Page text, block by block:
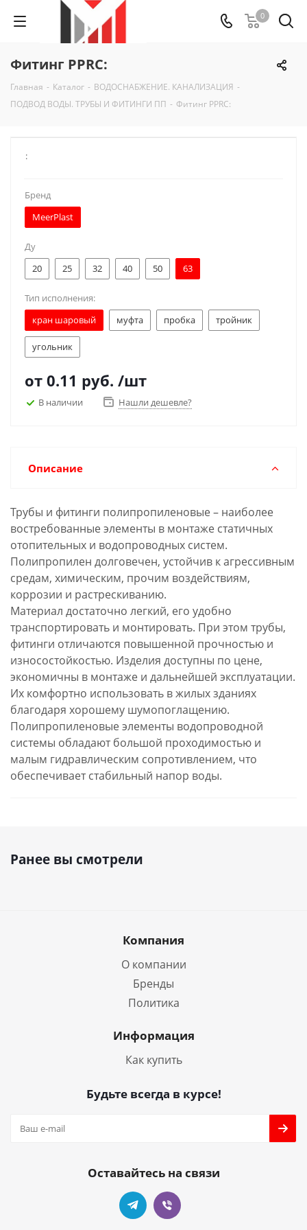
0
Фитинг PPRC:
Главная - Каталог - ВОДОСНАБЖЕНИЕ. КАНАЛИЗАЦИЯ -
ПОДВОД ВОДЫ. ТРУБЫ И ФИТИНГИ ПП - Фитинг PPRC:
:
Бренд
MeerPlast
Ду
20
25 32 40 50 63
Тип исполнения:
кран шаровый
муфта пробка тройник
угольник
от 0.11 руб. /шт
В наличии Нашли дешевле?
Описание
Трубы и фитинги полипропиленовые – наиболее
востребованные элементы в монтаже статичных
отопительных и водопроводных систем.
Полипропилен долговечен, устойчив к агрессивным
средам, химическим, прочим воздействиям,
коррозии и растрескиванию.
Материал достаточно легкий, его удобно
транспортировать и монтировать. При этом трубы,
фитинги отличаются повышенной прочностью и
износостойкостью. Изделия доступны по цене,
экономичны в монтаже и дальнейшей эксплуатации.
Их комфортно использовать в жилых зданиях
благодаря хорошему шумопоглащению.
Полипропиленовые элементы водопроводной
системы обладают большой проходимостью и
малым гидравлическим сопротивлением, что
обеспечивает стабильный напор воды.
Ранее вы смотрели
Компания
О компании
Бренды
Политика
Информация
Как купить
Будьте всегда в курсе!
Оставайтесь на связи